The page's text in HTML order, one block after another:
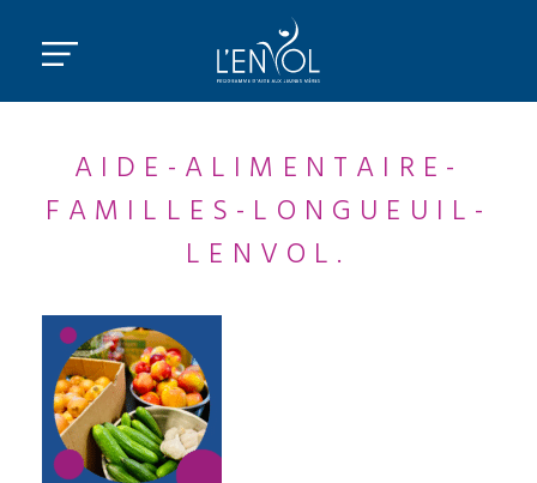
AIDE-ALIMENTAIRE-
FAMILLES-LONGUEUIL-
LENVOL.